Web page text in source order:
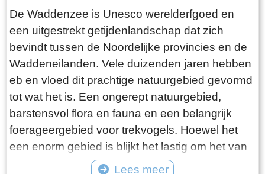
van gele klinkers. Als je daarna links aanhoudt
kom je gewoon weer uit waar je bent begonnen.
Het is moeilijk voor te stellen dat een dergelijk
terp ooit door mensenhanden is gemaakt.
Terpen hadden een belangrijke functie als
bescherming tegen overstromingen vanuit zee.
Na de aanleg van dijken werden ze, ontdaan
van hun nut, voor het grootste deel weer
afgegraven. De vruchtbare grond naar elders
verscheept. Hoe rigoureus deze vorm van
De Waddenzee is Unesco werelderfgoed en
een uitgestrekt getijdenlandschap dat zich
bevindt tussen de Noordelijke provincies en de
Waddeneilanden. Vele duizenden jaren hebben
eb en vloed dit prachtige natuurgebied gevormd
tot wat het is. Een ongerept natuurgebied,
barstensvol flora en fauna en een belangrijk
foerageergebied voor trekvogels. Hoewel het
een enorm gebied is blijkt het lastig om het van
dichtbij te zien en ervaren. Natuurlijk kun je in
Lees meer